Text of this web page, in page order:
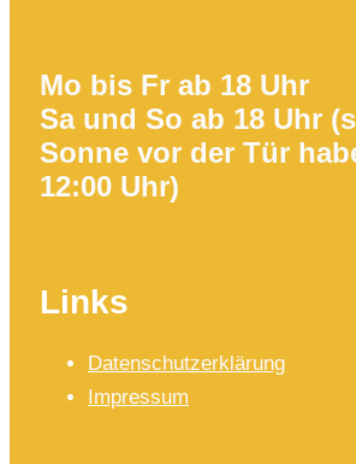
Mo bis Fr ab 18 Uhr
Sa und So ab 18 Uhr
Sonne vor der Tür
12:00 Uhr)
Links
Datenschutzerklärung
Impressum